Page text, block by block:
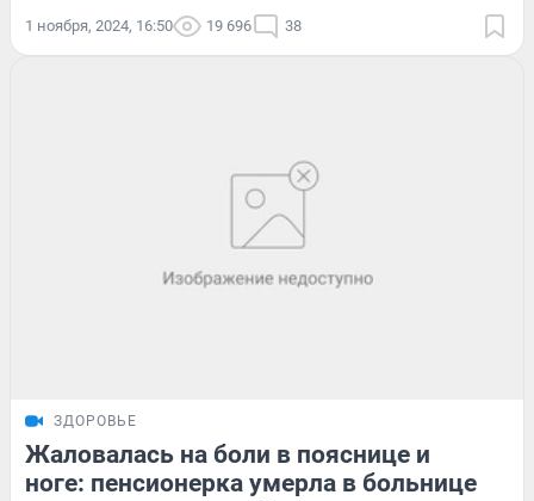
1 ноября, 2024, 16:50 19 696 38
ЗДОРОВЬЕ
Жаловалась на боли в пояснице и
ноге: пенсионерка умерла в больнице